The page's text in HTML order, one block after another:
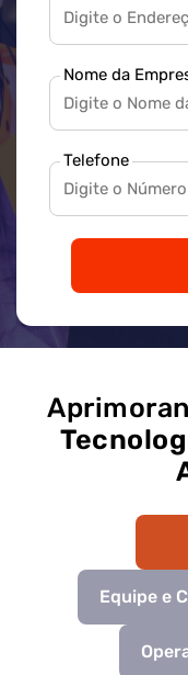
Nome da
Telefone
Equipe e